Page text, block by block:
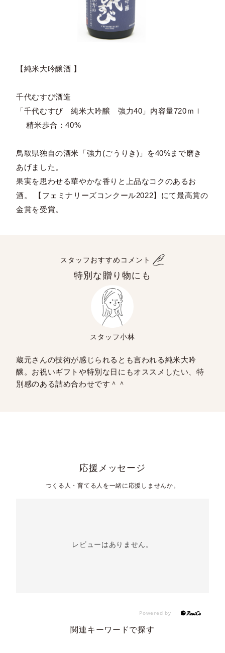
【純米大吟醸酒 】
千代むすび酒造
「千代むすび 純米大吟醸 強力40」内容量720ｍｌ
精米歩合：40%
鳥取県独自の酒米「強力(ごうりき)」を40%まで磨き
あげました。
果実を思わせる華やかな香りと上品なコクのあるお
酒。 【フェミナリーズコンクール2022】にて最高賞の
金賞を受賞。
スタッフおすすめコメント
特別な贈り物にも
スタッフ小林
蔵元さんの技術が感じられるとも言われる純米大吟
醸。お祝いギフトや特別な日にもオススメしたい、特
別感のある詰め合わせです＾＾
応援メッセージ
つくる人・育てる人を一緒に応援しませんか。
レビューはありません。
関連キーワードで探す